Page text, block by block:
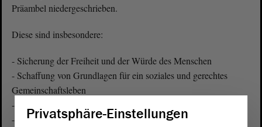
Präambel niedergeschrieben.
Diese sind insbesondere:
- Sicherung der Freiheit und der Würde des Menschen
- Schaffung von Grundlagen für ein soziales und gerechtes
Gemeinschaftsleben
- Förderung der wirtschaftlichen Entwicklung
- Erhalt der natürlichen Lebensgrundlagen
Privatsphäre-Einstellungen